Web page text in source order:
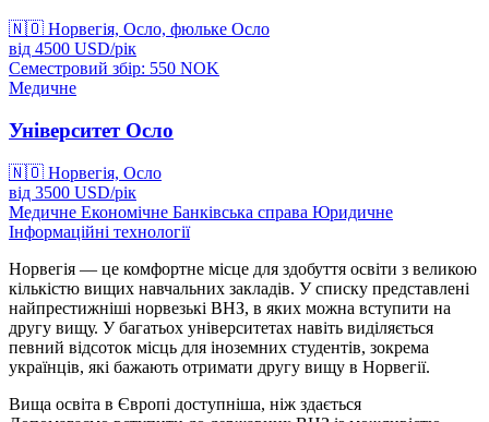
🇳🇴 Норвегія, Осло, фюльке Осло
від 4500 USD/рік
Семестровий збір: 550 NOK
Медичне
Університет Осло
🇳🇴 Норвегія, Осло
від 3500 USD/рік
Медичне Економічне Банківська справа Юридичне
Інформаційні технології
Норвегія — це комфортне місце для здобуття освіти з великою
кількістю вищих навчальних закладів. У списку представлені
найпрестижніші норвезькі ВНЗ, в яких можна вступити на
другу вищу. У багатьох університетах навіть виділяється
певний відсоток місць для іноземних студентів, зокрема
українців, які бажають отримати другу вищу в Норвегії.
Вища освіта в Європі доступніша, ніж здається